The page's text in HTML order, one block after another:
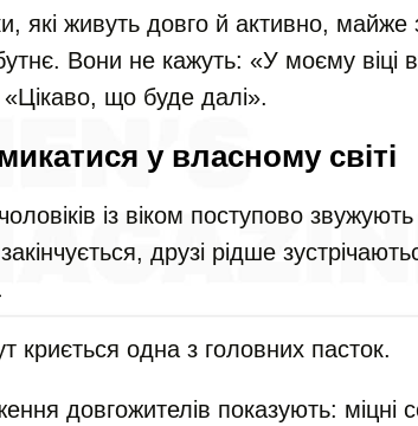
які живуть довго й активно,
Вони не кажуть: «У моєму віці
«Цікаво, що буде далі».
у власному світі
із віком поступово
друзі рідше
криється одна з головних пасток.
довгожителів показують: міцні